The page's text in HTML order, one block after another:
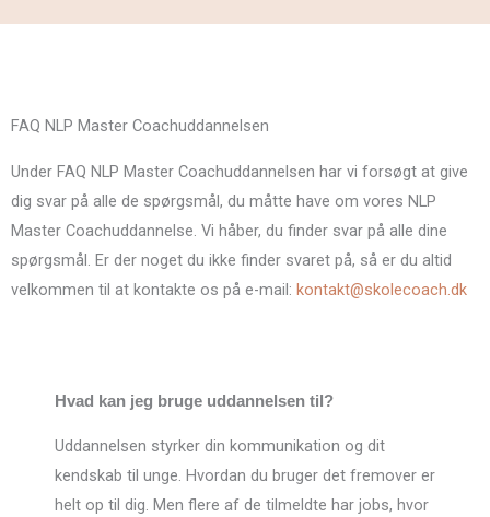
FAQ NLP Master Coachuddannelsen
Under FAQ NLP Master Coachuddannelsen har vi forsøgt at give
dig svar på alle de spørgsmål, du måtte have om vores NLP
Master Coachuddannelse. Vi håber, du finder svar på alle dine
spørgsmål. Er der noget du ikke finder svaret på, så er du altid
velkommen til at kontakte os på e-mail: kontakt@skolecoach.dk
Hvad kan jeg bruge uddannelsen til?
Uddannelsen styrker din kommunikation og dit
kendskab til unge. Hvordan du bruger det fremover er
helt op til dig. Men flere af de tilmeldte har jobs, hvor